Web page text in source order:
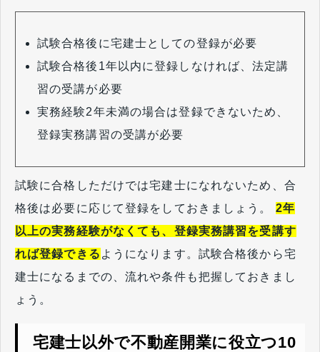
試験合格後に宅建士としての登録が必要
試験合格後1年以内に登録しなければ、法定講
習の受講が必要
実務経験2年未満の場合は登録できないため、
登録実務講習の受講が必要
試験に合格しただけでは宅建士になれないため、合
格後は必要に応じて登録をしておきましょう。 2年
以上の実務経験がなくても、登録実務講習を受講す
れば登録できる ようになります。試験合格後から宅
建士になるまでの、流れや条件も把握しておきまし
ょう。
宅建士以外で不動産開業に役立つ10